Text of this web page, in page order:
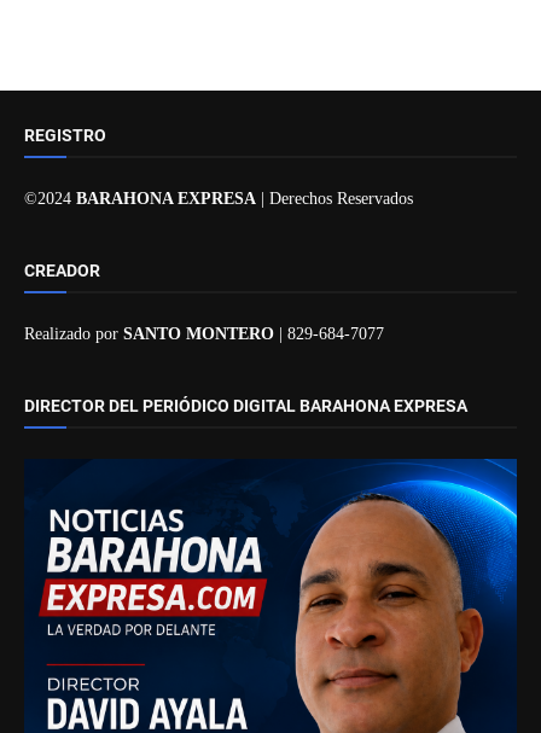
REGISTRO
©2024 BARAHONA EXPRESA | Derechos Reservados
CREADOR
Realizado por SANTO MONTERO | 829-684-7077
DIRECTOR DEL PERIÓDICO DIGITAL BARAHONA EXPRESA